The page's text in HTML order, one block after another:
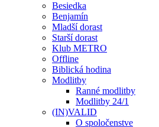
Besiedka
Benjamín
Mladší dorast
Starší dorast
Klub METRO
Offline
Biblická hodina
Modlitby
Ranné modlitby
Modlitby 24/1
(IN)VALID
O spoločenstve